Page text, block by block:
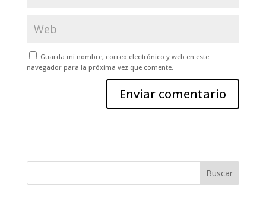
Guarda mi nombre, correo electrónico y web en este
navegador para la próxima vez que comente.